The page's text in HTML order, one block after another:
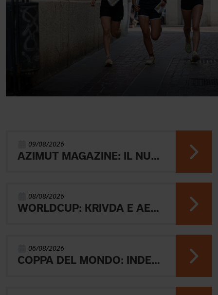
09/08/2026
AZIMUT MAGAZINE: IL NUOVO NUMERO
08/08/2026
WORLDCUP: KRIVDA E AEBERSOLD VINCONO LA MIDDLE
06/08/2026
COPPA DEL MONDO: INDERST 45° VINCONO AEBERSOLD E SVENSK